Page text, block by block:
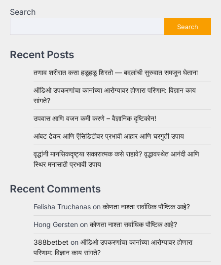
Search
Search
Recent Posts
तणाव शरीरात कसा हळूहळू शिरतो — बदलांची सुरुवात समजून घेताना
ऑडिओ उपकरणांचा कानांच्या आरोग्यावर होणारा परिणाम: विज्ञान काय
सांगते?
उपवास आणि वजन कमी करणे – वैज्ञानिक दृष्टिकोन!
आंबट ढेकर आणि ऍसिडिटीवर प्रभावी आहार आणि घरगुती उपाय
वृद्धांनी मानसिकदृष्ट्या सकारात्मक कसे राहावे? वृद्धावस्थेत आनंदी आणि
स्थिर मनासाठी प्रभावी उपाय
Recent Comments
Felisha Truchanas on कोणता नाश्ता सर्वाधिक पौष्टिक आहे?
Hong Gersten on कोणता नाश्ता सर्वाधिक पौष्टिक आहे?
388betbet on ऑडिओ उपकरणांचा कानांच्या आरोग्यावर होणारा
परिणाम: विज्ञान काय सांगते?